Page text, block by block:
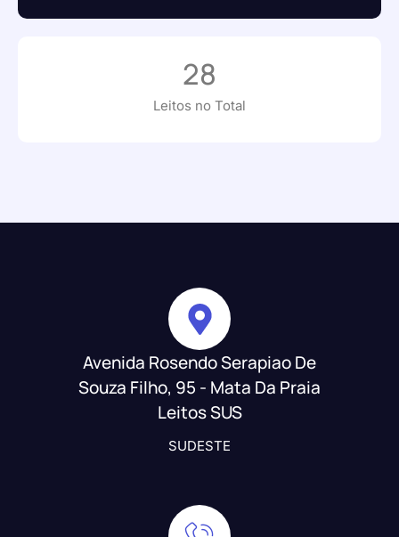
Leitos no Total
28
Avenida Rosendo Serapiao De
Souza Filho, 95 - Mata Da Praia
Leitos SUS
SUDESTE